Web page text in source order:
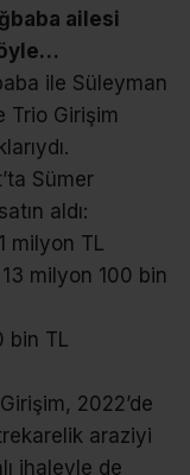
ailesi
ile Süleyman
Trio Girişim
Sümer
aldı:
milyon TL
milyon 100 bin
bin TL
2022’de
araziyi
ihaleyle de